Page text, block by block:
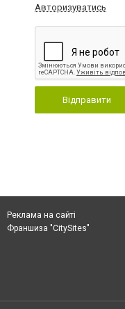
Авторизуватись
Відправити
Реклама на сайті
Франшиза "CitySites"